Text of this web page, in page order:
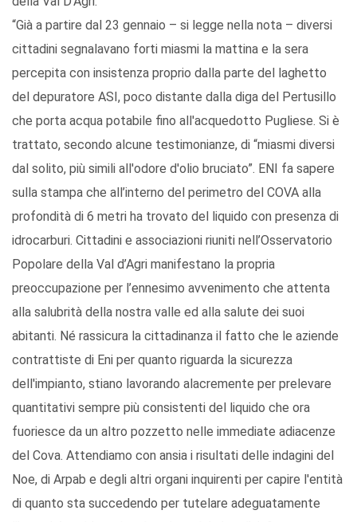
“Già a partire dal 23 gennaio – si legge nella nota – diversi
cittadini segnalavano forti miasmi la mattina e la sera
percepita con insistenza proprio dalla parte del laghetto
del depuratore ASI, poco distante dalla diga del Pertusillo
che porta acqua potabile fino all'acquedotto Pugliese. Si è
trattato, secondo alcune testimonianze, di “miasmi diversi
dal solito, più simili all'odore d'olio bruciato”. ENI fa sapere
sulla stampa che all’interno del perimetro del COVA alla
profondità di 6 metri ha trovato del liquido con presenza di
idrocarburi. Cittadini e associazioni riuniti nell’Osservatorio
Popolare della Val d’Agri manifestano la propria
preoccupazione per l’ennesimo avvenimento che attenta
alla salubrità della nostra valle ed alla salute dei suoi
abitanti. Né rassicura la cittadinanza il fatto che le aziende
contrattiste di Eni per quanto riguarda la sicurezza
dell'impianto, stiano lavorando alacremente per prelevare
quantitativi sempre più consistenti del liquido che ora
fuoriesce da un altro pozzetto nelle immediate adiacenze
del Cova. Attendiamo con ansia i risultati delle indagini del
Noe, di Arpab e degli altri organi inquirenti per capire l'entità
di quanto sta succedendo per tutelare adeguatamente